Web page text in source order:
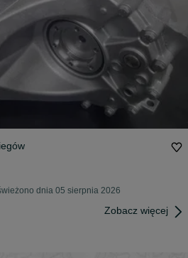
dnia 05 sierpnia 2026
Zobacz więcej